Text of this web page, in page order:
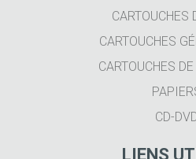
CARTOUCHES
CARTOUCHES
CARTOUCHES
CD-
LIENS